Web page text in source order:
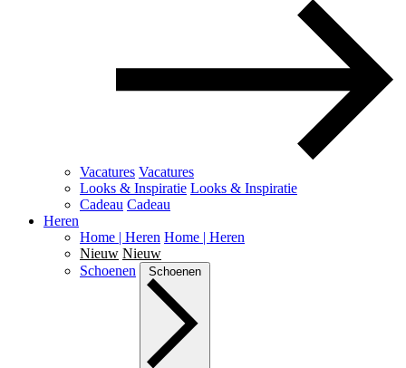
Vacatures Vacatures
Looks & Inspiratie Looks & Inspiratie
Cadeau Cadeau
Heren
Home | Heren Home | Heren
Nieuw Nieuw
Schoenen
Schoenen